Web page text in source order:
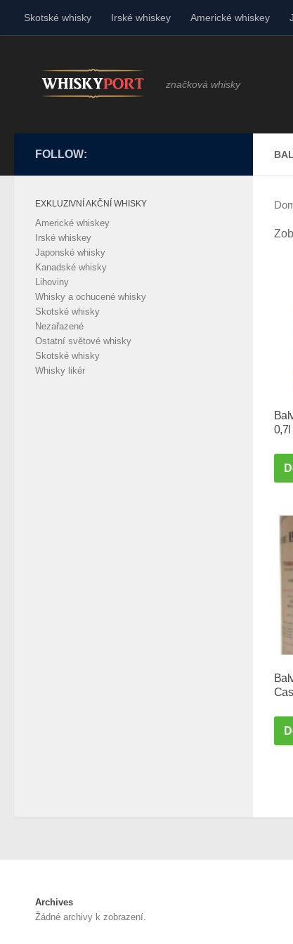
Skip to content
Skotské whisky Irské whiskey Americké whiskey
značková whisky
0,7l
FOLLOW:
EXKLUZIVNÍ AKČNÍ WHISKY
Americké whiskey
Irské whiskey
Japonské whisky
Kanadské whisky
Lihoviny
Whisky a ochucené whisky
Skotské whisky
Nezařazené
Ostatní světové whisky
Skotské whisky
Whisky likér
Archives
Žádné archivy k zobrazení.